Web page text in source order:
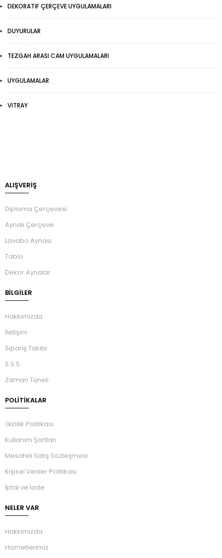
DEKORATIF ÇERÇEVE UYGULAMALARI
DUYURULAR
TEZGAH ARASI CAM UYGULAMALARI
UYGULAMALAR
VITRAY
ALIŞVERİŞ
Diploma Çerçevesi
Aynalı Çerçeve
Lavabo Aynası
Tablo
Dekor Aynalar
BILGILER
Hakkımızda
İletişim
Sipariş Takibi
S.S.S.
Zaman Tüneli
POLİTİKALAR
Gizlilik Politikası
Kullanım Şartları
Mesafeli Satış Sözleşmesi
Kişisel Veriler Politikası
İptal ve İade
NELER VAR
Hakkimizda
Hizmetlerimiz